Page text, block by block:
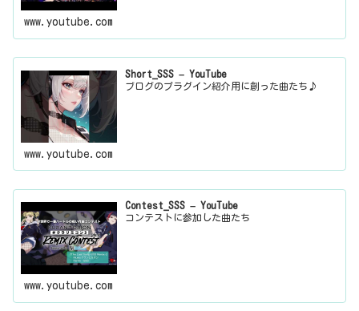
www.youtube.com
Short_SSS – YouTube
ブログのプラグイン紹介用に創った曲たち♪
www.youtube.com
Contest_SSS – YouTube
コンテストに参加した曲たち
www.youtube.com